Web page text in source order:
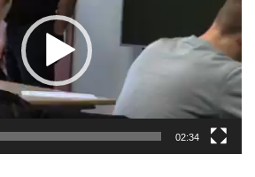
02:34